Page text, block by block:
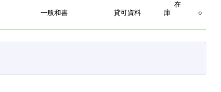
一般和書 貸可資料
在
庫
○